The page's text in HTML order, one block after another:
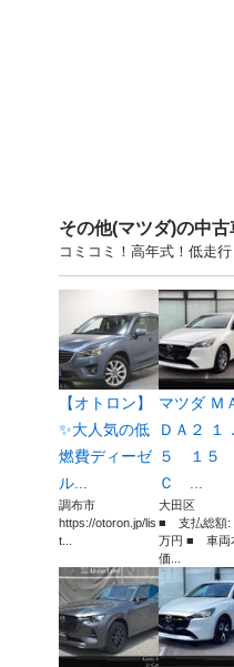
その他(マツダ)の中
コミコミ！高年式！低走
【オトロン】
✨大人気の低
燃費ディーゼ
ル...
調布市
https://otoron.jp/lis
t...
マツダ Ｍ
ＤＡ２ １．
５ １５
Ｃ ...
大田区
■ 支払総額:
万円 ■ 車両
価...